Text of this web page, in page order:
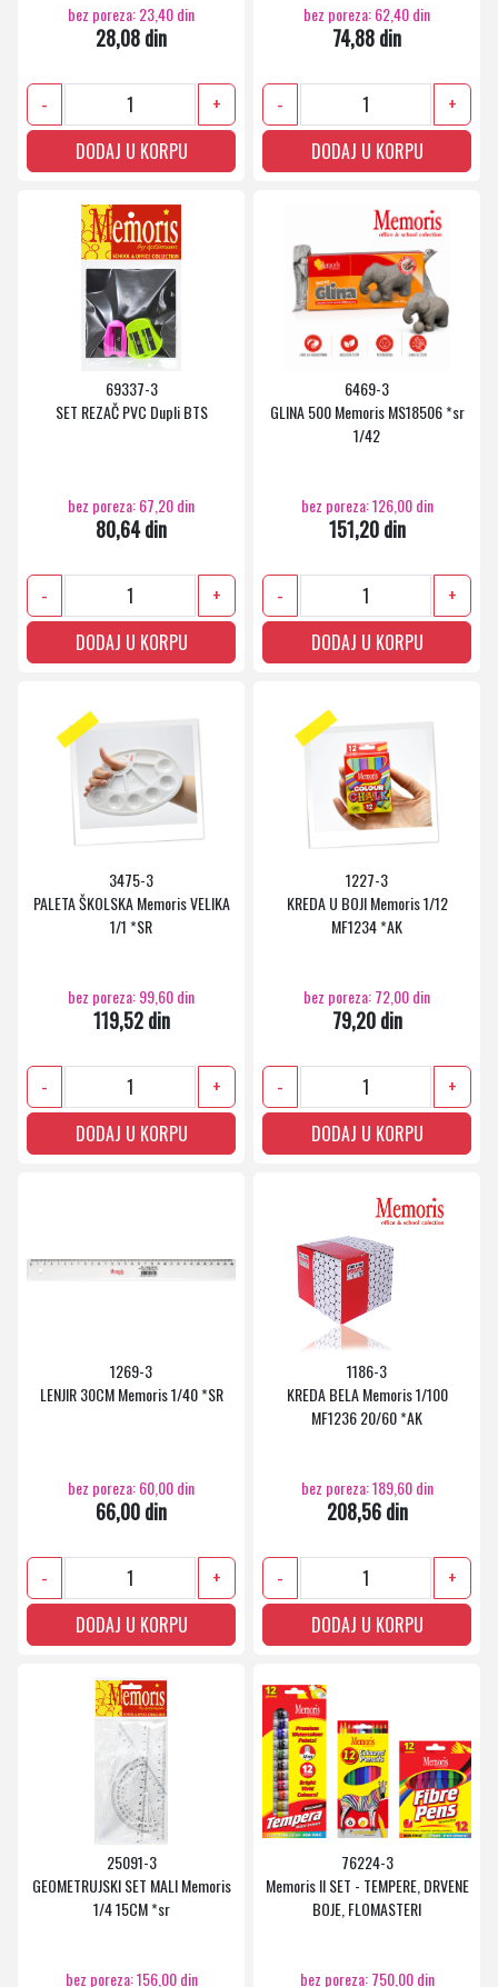
bez poreza: 23,40 din
28,08 din
-
+
DODAJ U KORPU
bez poreza: 62,40 din
74,88 din
-
+
DODAJ U KORPU
69337-3
SET REZAČ PVC Dupli BTS
bez poreza: 67,20 din
80,64 din
-
+
DODAJ U KORPU
6469-3
GLINA 500 Memoris MS18506 *sr
1/42
bez poreza: 126,00 din
151,20 din
-
+
DODAJ U KORPU
3475-3
PALETA ŠKOLSKA Memoris VELIKA
1/1 *SR
bez poreza: 99,60 din
119,52 din
-
+
DODAJ U KORPU
1227-3
KREDA U BOJI Memoris 1/12
MF1234 *AK
bez poreza: 72,00 din
79,20 din
-
+
DODAJ U KORPU
1269-3
LENJIR 30CM Memoris 1/40 *SR
bez poreza: 60,00 din
66,00 din
-
+
DODAJ U KORPU
1186-3
KREDA BELA Memoris 1/100
MF1236 20/60 *AK
bez poreza: 189,60 din
208,56 din
-
+
DODAJ U KORPU
25091-3
GEOMETRUJSKI SET MALI Memoris
1/4 15CM *sr
bez poreza: 156,00 din
76224-3
Memoris II SET - TEMPERE, DRVENE
BOJE, FLOMASTERI
bez poreza: 750,00 din